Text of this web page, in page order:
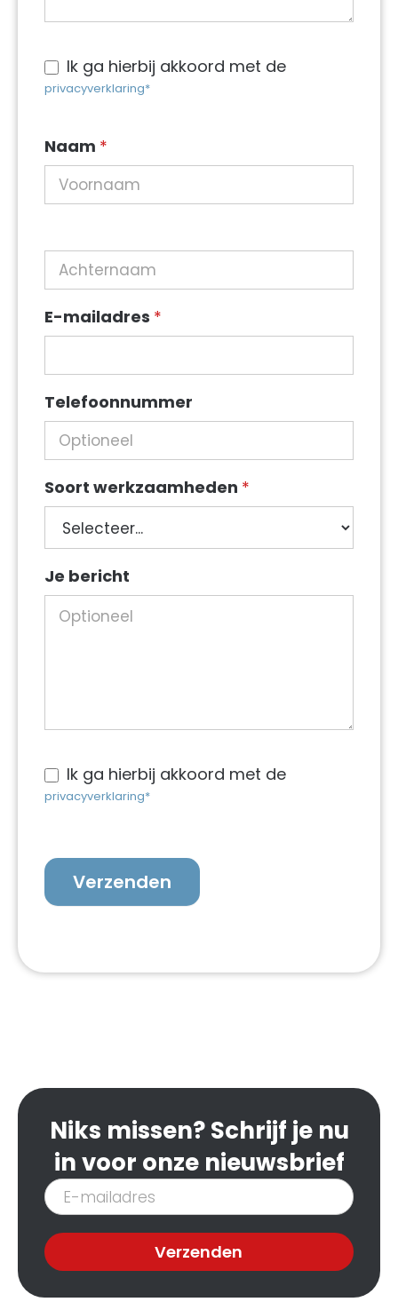
Ik ga hierbij akkoord met de
privacyverklaring*
Naam *
E-mailadres *
Telefoonnummer
Soort werkzaamheden *
werkzaamheden
Je bericht
Ik ga hierbij akkoord met de
privacyverklaring*
Verzenden
Niks missen? Schrijf je nu
in voor onze nieuwsbrief
Inschrijven
nieuwsbrief
Verzenden